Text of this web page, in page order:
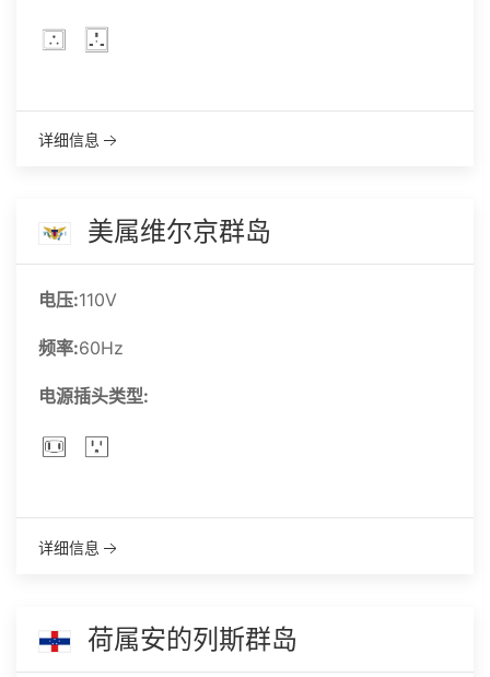
详细信息
美属维尔京群岛
电压:110V
频率:60Hz
电源插头类型:
详细信息
荷属安的列斯群岛